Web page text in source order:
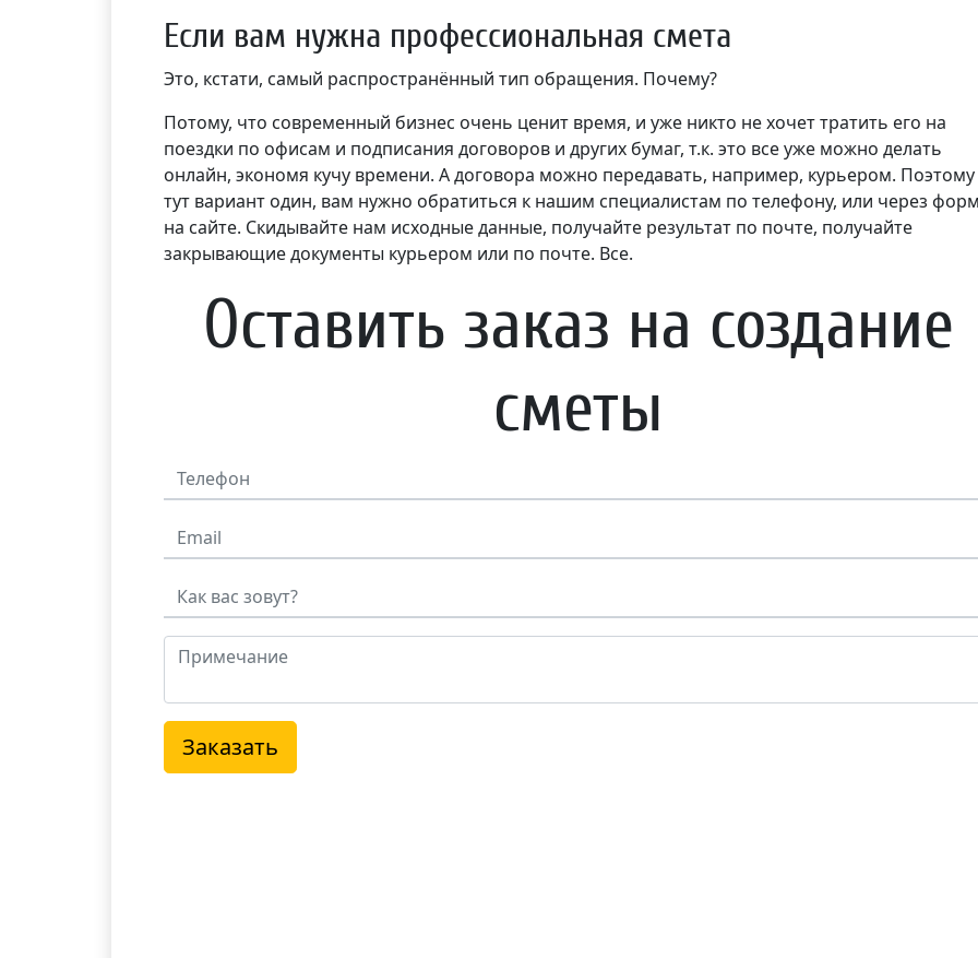
Если вам нужна профессиональная смета
Это, кстати, самый распространённый тип обращения. Почему?
Потому, что современный бизнес очень ценит время, и уже никто не хочет тратить его на
поездки по офисам и подписания договоров и других бумаг, т.к. это все уже можно делать
онлайн, экономя кучу времени. А договора можно передавать, например, курьером. Поэтому
тут вариант один, вам нужно обратиться к нашим специалистам по телефону, или через
на сайте. Скидывайте нам исходные данные, получайте результат по почте, получайте
закрывающие документы курьером или по почте. Все.
Оставить заказ на создание
сметы
Заказать